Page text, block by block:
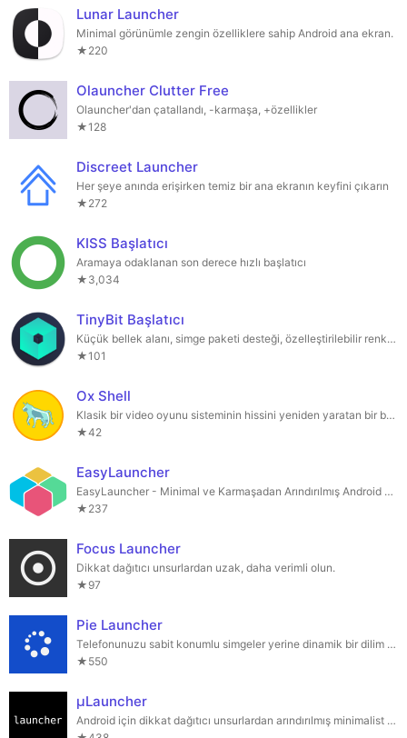
Lunar Launcher
Minimal görünümle zengin özelliklere sahip Android ana ekran.
★220
Olauncher Clutter Free
Olauncher'dan çatallandı, -karmaşa, +özellikler
★128
Discreet Launcher
Her şeye anında erişirken temiz bir ana ekranın keyfini çıkarın
★272
KISS Başlatıcı
Aramaya odaklanan son derece hızlı başlatıcı
★3,034
TinyBit Başlatıcı
Küçük bellek alanı, simge paketi desteği, özelleştirilebilir renk ve davranış
★101
Ox Shell
Klasik bir video oyunu sisteminin hissini yeniden yaratan bir başlatıcı.
★42
EasyLauncher
EasyLauncher - Minimal ve Karmaşadan Arındırılmış Android Başlatıcı
★237
Focus Launcher
Dikkat dağıtıcı unsurlardan uzak, daha verimli olun.
★97
Pie Launcher
Telefonunuzu sabit konumlu simgeler yerine dinamik bir dilim menüsü ile kontrol edin.
★550
µLauncher
Android için dikkat dağıtıcı unsurlardan arındırılmış minimalist bir ana ekran.